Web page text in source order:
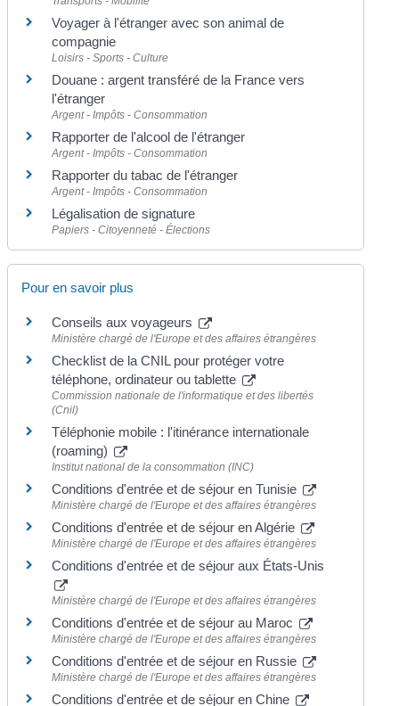
Voyager à l'étranger avec son animal de
compagnie
Loisirs - Sports - Culture
Douane : argent transféré de la France vers
l'étranger
Argent - Impôts - Consommation
Rapporter de l'alcool de l'étranger
Argent - Impôts - Consommation
Rapporter du tabac de l'étranger
Argent - Impôts - Consommation
Légalisation de signature
Papiers - Citoyenneté - Élections
Pour en savoir plus
Conseils aux voyageurs
Ministère chargé de l'Europe et des affaires étrangères
Checklist de la CNIL pour protéger votre
téléphone, ordinateur ou tablette
Commission nationale de l'informatique et des libertés
(Cnil)
Téléphonie mobile : l'itinérance internationale
(roaming)
Institut national de la consommation (INC)
Conditions d'entrée et de séjour en Tunisie
Ministère chargé de l'Europe et des affaires étrangères
Conditions d'entrée et de séjour en Algérie
Ministère chargé de l'Europe et des affaires étrangères
Conditions d'entrée et de séjour aux États-Unis
Ministère chargé de l'Europe et des affaires étrangères
Conditions d'entrée et de séjour au Maroc
Ministère chargé de l'Europe et des affaires étrangères
Conditions d'entrée et de séjour en Russie
Ministère chargé de l'Europe et des affaires étrangères
Conditions d'entrée et de séjour en Chine